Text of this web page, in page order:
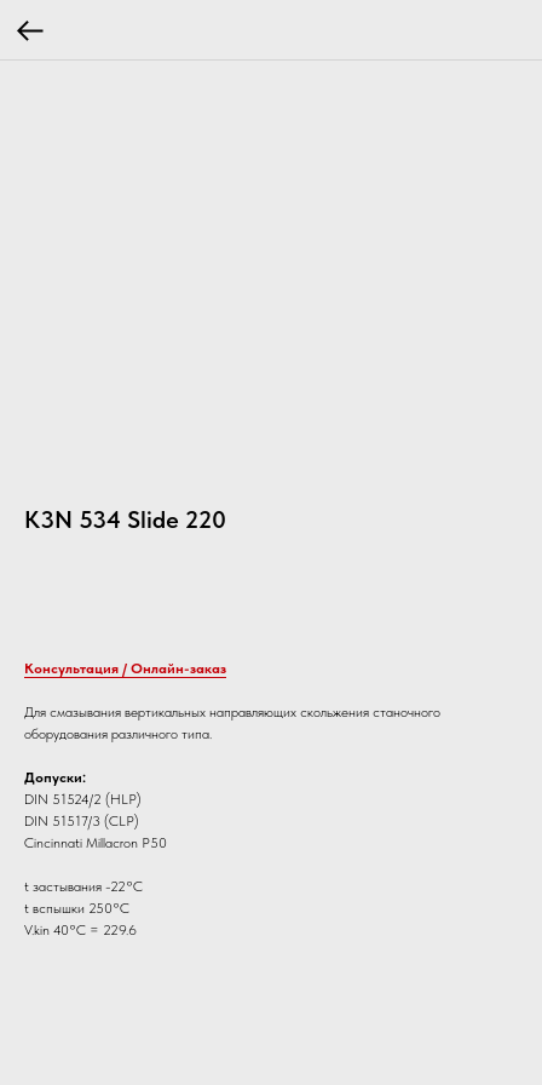
K3N 534 Slide 220
Консультация / Онлайн-заказ
Для смазывания вертикальных направляющих скольжения станочного
оборудования различного типа.
Допуски:
DIN 51524/2 (HLP)
DIN 51517/3 (CLP)
Cincinnati Millacron Р50
t застывания -22°C
t вспышки 250°C
V.kin 40°С = 229.6